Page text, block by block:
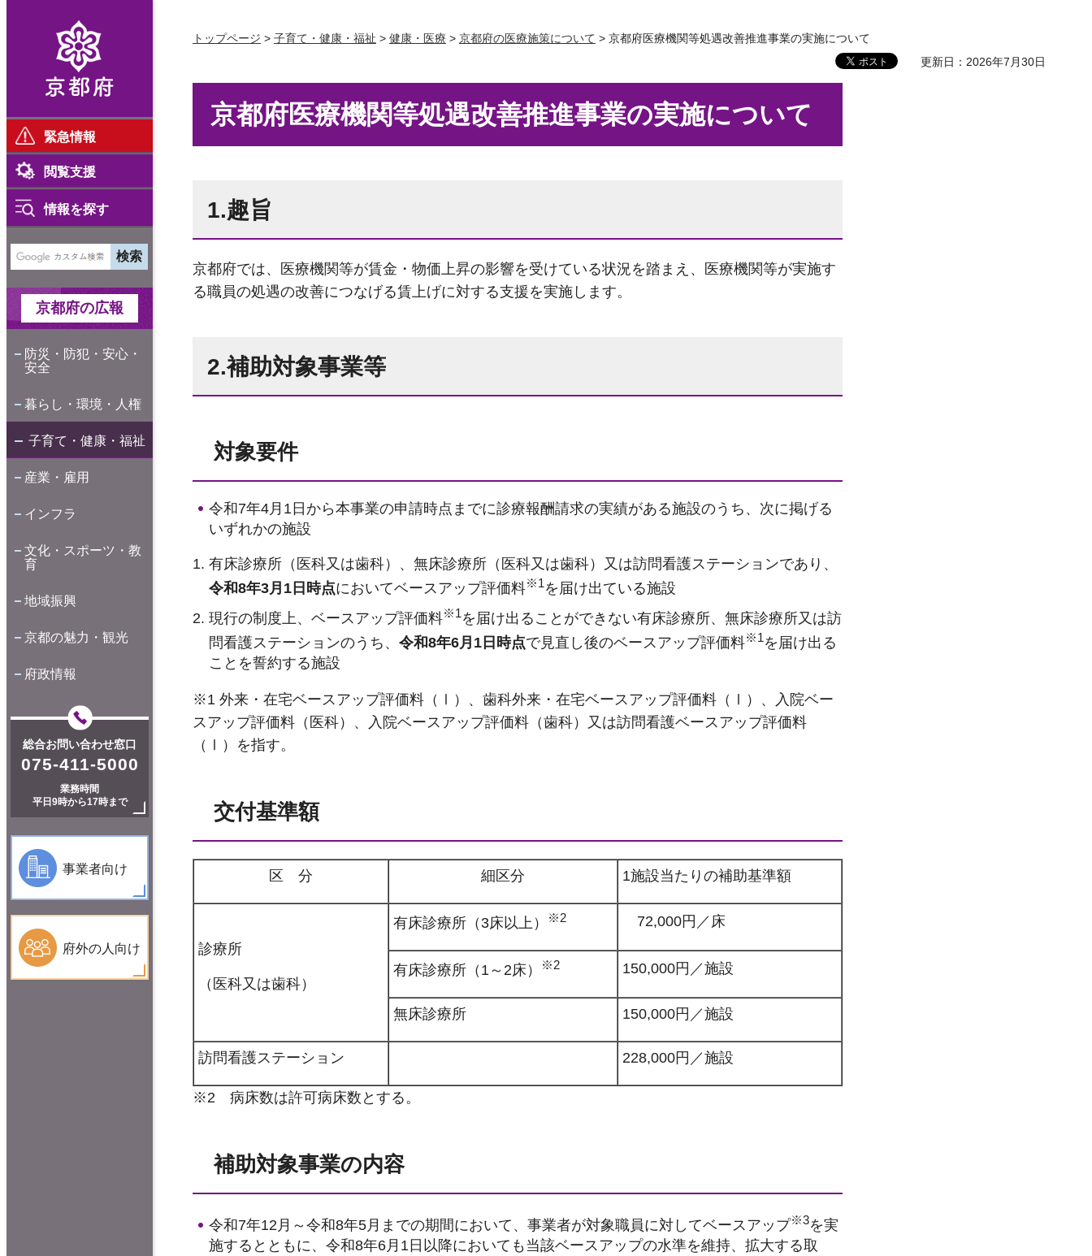
緊急情報
閲覧支援
情報を探す
京都府の広報
防災・防犯・安心・
安全
暮らし・環境・人権
子育て・健康・福祉
産業・雇用
インフラ
文化・スポーツ・教
育
地域振興
京都の魅力・観光
府政情報
総合お問い合わせ窓口
075-411-5000
業務時間
平日9時から17時まで
事業者向け
府外の人向け
トップページ > 子育て・健康・福祉 > 健康・医療 > 京都府の医療施策について > 京都府医療機関等処遇改善推進事業の実施について
更新日：2026年7月30日
京都府医療機関等処遇改善推進事業の実施について
1.趣旨
京都府では、医療機関等が賃金・物価上昇の影響を受けている状況を踏まえ、医療機関等が実施す
る職員の処遇の改善につなげる賃上げに対する支援を実施します。
2.補助対象事業等
対象要件
令和7年4月1日から本事業の申請時点までに診療報酬請求の実績がある施設のうち、次に掲げる
いずれかの施設
有床診療所（医科又は歯科）、無床診療所（医科又は歯科）又は訪問看護ステーションであり、
令和8年3月1日時点においてベースアップ評価料※1を届け出ている施設
現行の制度上、ベースアップ評価料※1を届け出ることができない有床診療所、無床診療所又は訪
問看護ステーションのうち、 令和8年6月1日時点で見直し後のベースアップ評価料※1を届け出る
ことを誓約する施設
※1 外来・在宅ベースアップ評価料（Ⅰ）、歯科外来・在宅ベースアップ評価料（Ⅰ）、入院ベー
スアップ評価料（医科）、入院ベースアップ評価料（歯科）又は訪問看護ベースアップ評価料
（Ⅰ）を指す。
交付基準額
区 分 細区分 1施設当たりの補助基準額
診療所
（医科又は歯科）
有床診療所（3床以上） ※2 72,000円／床
有床診療所（1～2床） ※2 150,000円／施設
無床診療所 150,000円／施設
訪問看護ステーション 228,000円／施設
※2 病床数は許可病床数とする。
補助対象事業の内容
令和7年12月～令和8年5月までの期間において、事業者が対象職員に対してベースアップ※3を実
施するとともに、令和8年6月1日以降においても当該ベースアップの水準を維持、拡大する取